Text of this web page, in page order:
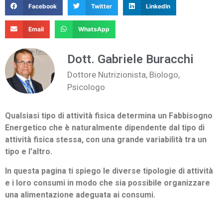
Facebook Twitter LinkedIn
Email WhatsApp
Dott. Gabriele Buracchi
Dottore Nutrizionista, Biologo,
Psicologo
Qualsiasi tipo di attività fisica determina un Fabbisogno
Energetico che è naturalmente dipendente dal tipo di
attività fisica stessa, con una grande variabilità tra un
tipo e l’altro.
In questa pagina ti spiego le diverse tipologie di attività
e i loro consumi in modo che sia possibile organizzare
una alimentazione adeguata ai consumi.